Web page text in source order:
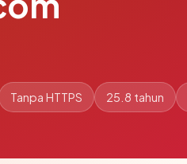
Tanpa HTTPS 25.8 tahun